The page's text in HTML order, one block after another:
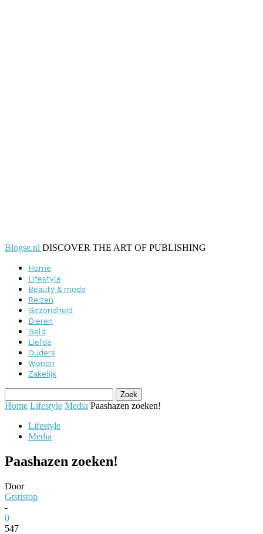
Blogse.nl DISCOVER THE ART OF PUBLISHING
Home
Lifestyle
Beauty & mode
Reizen
Gezondheid
Dieren
Geld
Liefde
Ouders
Wonen
Zakelijk
Home Lifestyle Media Paashazen zoeken!
Lifestyle
Media
Paashazen zoeken!
Door
Gtstistop
-
0
547